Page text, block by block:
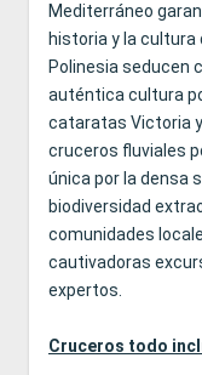
Mediterráneo
historia y la cultura
Polinesia seducen
auténtica cultura
cataratas Victoria y
cruceros fluviales
única por la densa
biodiversidad
comunidades
cautivadoras
expertos.
Cruceros todo